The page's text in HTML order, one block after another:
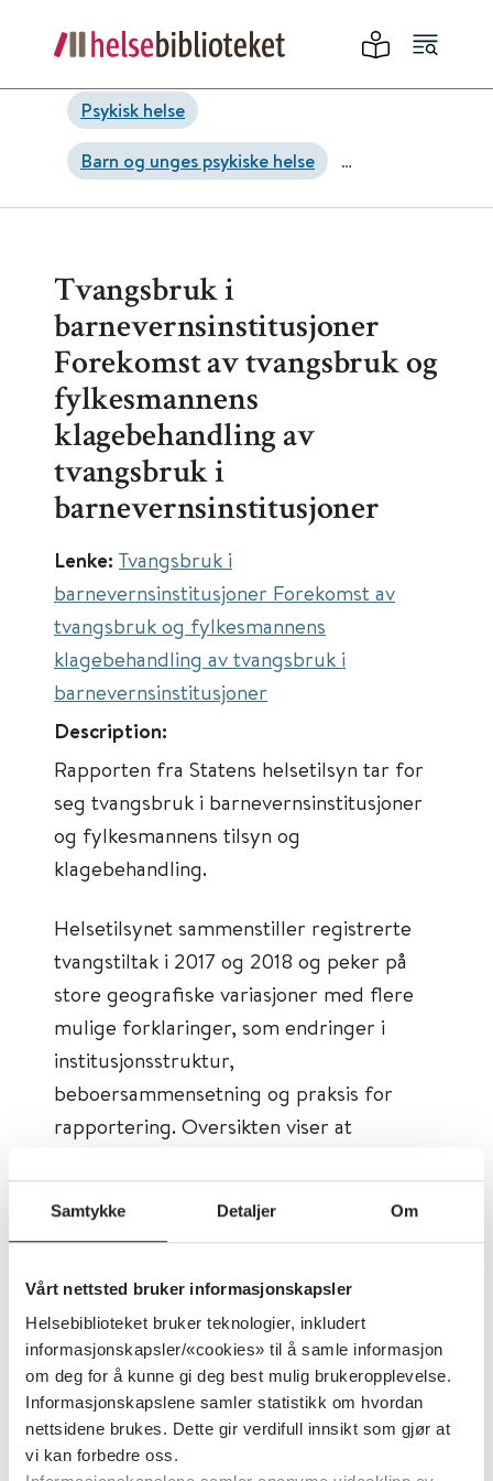
Samtykke Detaljer Om
Vårt nettsted bruker informasjonskapsler
Helsebiblioteket bruker teknologier, inkludert
informasjonskapsler/«cookies» til å samle informasjon
om deg for å kunne gi deg best mulig brukeropplevelse.
Informasjonskapslene samler statistikk om hvordan
nettsidene brukes. Dette gir verdifull innsikt som gjør at
vi kan forbedre oss.
Psykisk helse
Barn og unges psykiske helse
Psykisk helsearbeid
Tvangsbruk i
barnevernsinstitusjoner
Forekomst av tvangsbruk og
fylkesmannens
klagebehandling av
tvangsbruk i
barnevernsinstitusjoner
Lenke: Tvangsbruk i
barnevernsinstitusjoner Forekomst av
tvangsbruk og fylkesmannens
klagebehandling av tvangsbruk i
barnevernsinstitusjoner
Description:
Rapporten fra Statens helsetilsyn tar for
seg tvangsbruk i barnevernsinstitusjoner
og fylkesmannens tilsyn og
klagebehandling.
Helsetilsynet sammenstiller registrerte
tvangstiltak i 2017 og 2018 og peker på
store geografiske variasjoner med flere
mulige forklaringer, som endringer i
institusjonsstruktur,
beboersammensetning og praksis for
rapportering. Oversikten viser at
faresituasjoner utgjør de hyppigst
bevegelsesbegrensninger og ransaking
også forekommer ofte.
Rapporten oppsummerer klager fra barn
og foresatte på tvang, saksbehandlingstid
og utfall, og fylkesmannen stadfester